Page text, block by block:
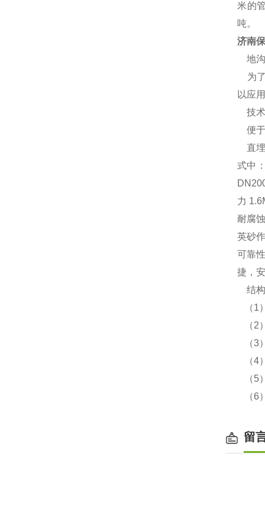
米的
吨。
济南
地沟
为了
以应
技术
便于
直埋
式中
力
耐腐
英砂
可靠
捷，
结
（1
（2
（3
（4
（5
（6
留